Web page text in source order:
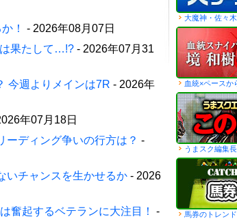
！
- 2026年08月07日
は果たして…!? - 2026年07月31
今週よりメインは7R - 2026年
年07月18日
ーディング争いの行方は？ -
いチャンスを生かせるか - 2026
奮起するベテランに大注目！
-
大魔神・佐々
血統×ペースか
うまスク編集
馬券のトレン